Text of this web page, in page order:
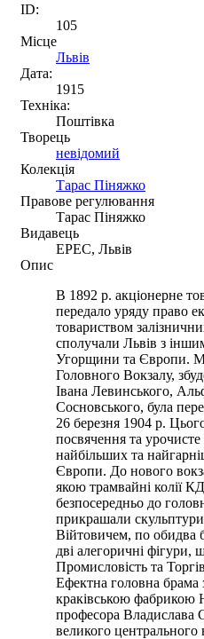
ID:
105
Місце
Львів
Дата:
1915
Техніка:
Поштівка
Творець
невідомий
Колекція
Тарас Піняжко
Правове регулювання
Тарас Піняжко
Видавець
ЕРЕС, Львів
Опис
В 1892 р. акціонерне
передало уряду право
товариством
сполучали Львів з
Угорщини та Європи.
Головного Вокзалу,
Івана Левинського,
Сосновського, була
26 березня 1904 р.
посвячення та урочисте
найбільших та
Європи. До нового
якою трамвайні колії
безпосередньо до
прикрашали
Війтовичем, по обидва
дві алегоричні фігури,
Промисловість та
Ефектна головна брама
краківською фабрикою
професора Владислава
великого центрального